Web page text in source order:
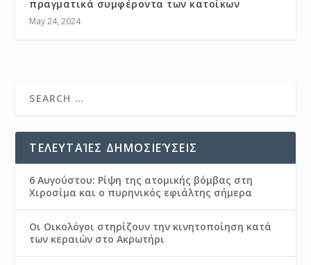
πραγματικά συμφέροντα των κατοίκων
May 24, 2024
ΤΕΛΕΥΤΑΊΕΣ ΔΗΜΟΣΙΕΎΣΕΙΣ
6 Αυγούστου: Ρίψη της ατομικής βόμβας στη
Χιροσίμα και ο πυρηνικός εφιάλτης σήμερα
Οι Οικολόγοι στηρίζουν την κινητοποίηση κατά
των κεραιών στο Ακρωτήρι